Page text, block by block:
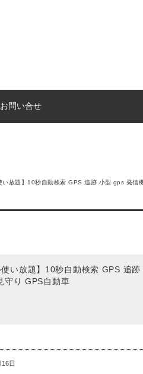
お問い合せ
放題】10秒自動検索 GPS 追跡 小型 gps 発
い放題】10秒自動検索 GPS 追
守り GPS自動車
日